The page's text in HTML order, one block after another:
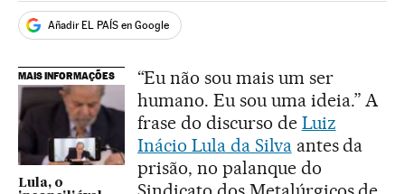
Añadir EL PAÍS en Google
MAIS INFORMAÇÕES
Lula, o
“Eu não sou mais um ser
humano. Eu sou uma ideia.” A
frase do discurso de Luiz
Inácio Lula da Silvaantes da
prisão, no palanque do